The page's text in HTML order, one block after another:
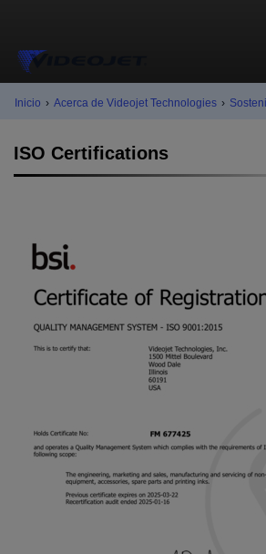
Inicio › Acerca de Videojet Technologies ›
ISO Certifications